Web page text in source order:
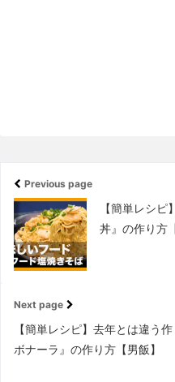
Previous page
【簡単レシ
丼』の作り方
Next page
【簡単レシピ】去年とは違う
ボナーラ』の作り方【男飯】